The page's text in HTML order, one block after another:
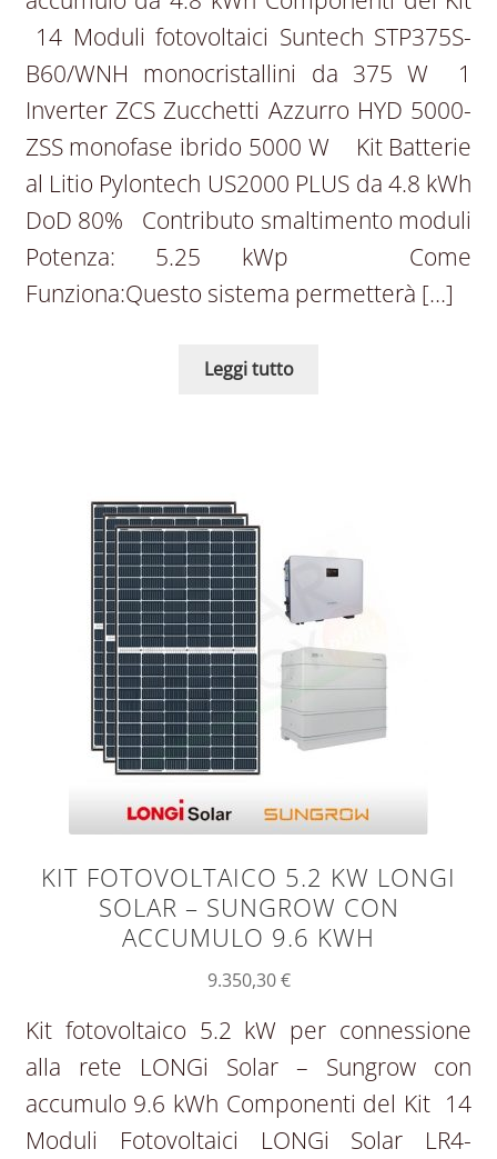
14 Moduli fotovoltaici Suntech STP375S-
B60/WNH monocristallini da 375 W 1
Inverter ZCS Zucchetti Azzurro HYD 5000-
ZSS monofase ibrido 5000 W Kit Batterie
al Litio Pylontech US2000 PLUS da 4.8 kWh
DoD 80% Contributo smaltimento moduli
Potenza: 5.25 kWp Come
Funziona:Questo sistema permetterà […]
Leggi tutto
KIT FOTOVOLTAICO 5.2 KW LONGI
SOLAR – SUNGROW CON
ACCUMULO 9.6 KWH
9.350,30€
Kit fotovoltaico 5.2 kW per connessione
alla rete LONGi Solar – Sungrow con
accumulo 9.6 kWh Componenti del Kit 14
Moduli Fotovoltaici LONGi Solar LR4-